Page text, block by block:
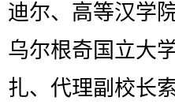
迪尔、高等汉学
乌尔根奇国立大
扎、代理副校长